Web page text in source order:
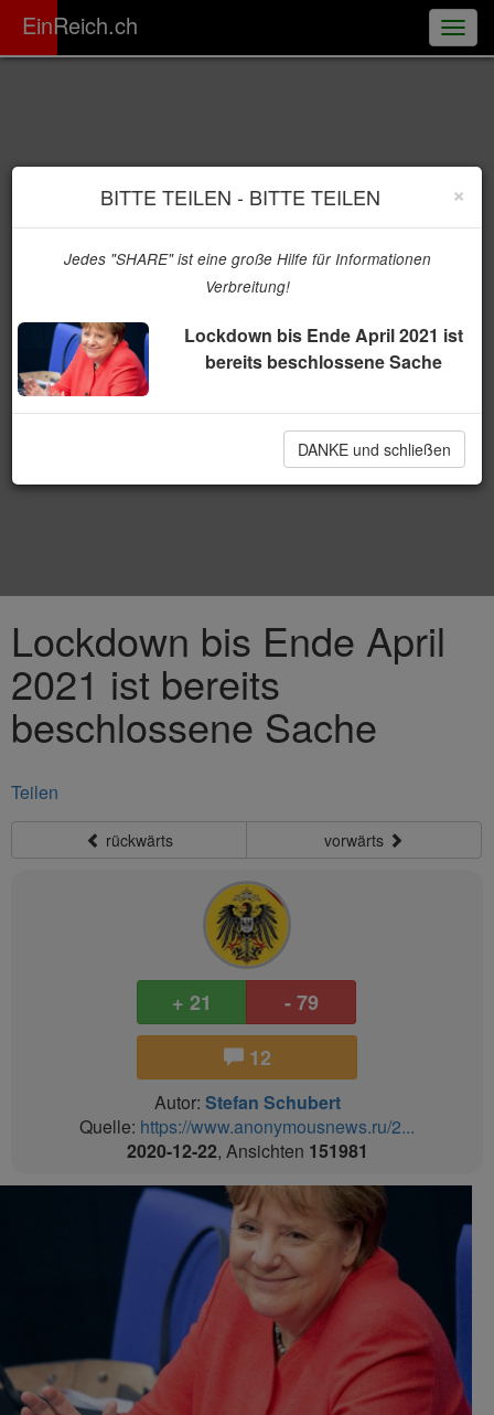
EinReich.ch
ER
Lockdown bis Ende April
2021 ist bereits
beschlossene Sache
Teilen
rückwärts vorwärts
+ 21
- 79
12
Autor: Stefan Schubert
Quelle: https://www.anonymousnews.ru/2...
2020-12-22, Ansichten 151981
×
BITTE TEILEN - BITTE TEILEN
Jedes "SHARE" ist eine große Hilfe für Informationen
Verbreitung!
Lockdown bis Ende April 2021 ist
bereits beschlossene Sache
DANKE und schließen